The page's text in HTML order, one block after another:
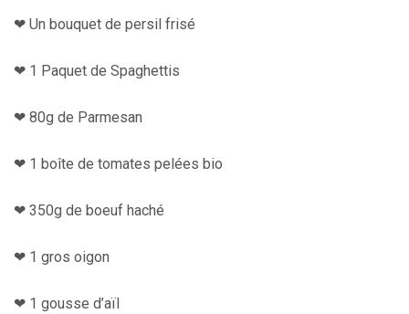
❤︎ Un bouquet de persil frisé
❤︎ 1 Paquet de Spaghettis
❤︎ 80g de Parmesan
❤︎ 1 boîte de tomates pelées bio
❤︎ 350g de boeuf haché
❤︎ 1 gros oigon
❤︎ 1 gousse d’aïl